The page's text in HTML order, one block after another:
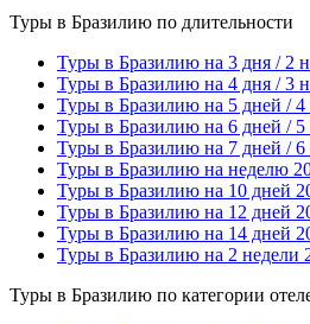
Туры в Бразилию по длительности
Туры в Бразилию на 3 дня / 2
Туры в Бразилию на 4 дня / 3
Туры в Бразилию на 5 дней / 4
Туры в Бразилию на 6 дней / 5
Туры в Бразилию на 7 дней / 6
Туры в Бразилию на неделю
Туры в Бразилию на 10 дней
Туры в Бразилию на 12 дней
Туры в Бразилию на 14 дней
Туры в Бразилию на 2 недели
Туры в Бразилию по категории